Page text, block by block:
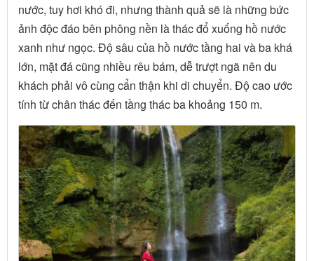
nước, tuy hơi khó đi, nhưng thành quả sẽ là những bức
ảnh độc đáo bên phông nền là thác đổ xuống hồ nước
xanh như ngọc. Độ sâu của hồ nước tầng hai và ba khá
lớn, mặt đá cũng nhiều rêu bám, dễ trượt ngã nên du
khách phải vô cùng cẩn thận khi di chuyển. Độ cao ước
tính từ chân thác đến tầng thác ba khoảng 150 m.